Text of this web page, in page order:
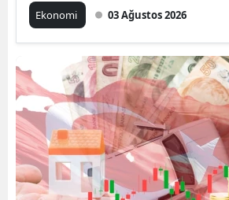
Ekonomi 03 Ağustos 2026